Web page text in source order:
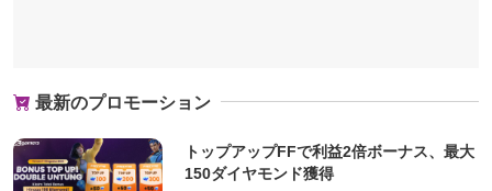
最新のプロモーション
トップアップFFで利益2倍ボーナス、最大
150ダイヤモンド獲得